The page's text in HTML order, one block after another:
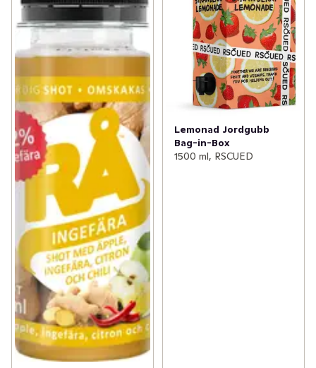
Lemonad Jordgubb
Bag-in-Box
1500 ml, RSCUED